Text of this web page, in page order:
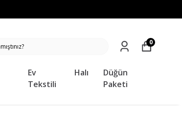
Ev
Tekstili
Halı
Düğün
Paketi
0